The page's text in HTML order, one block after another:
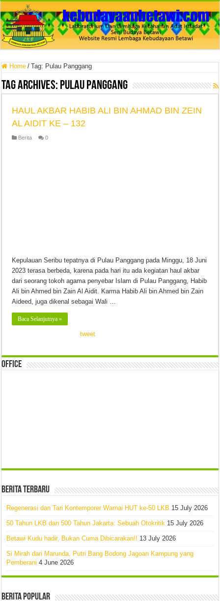
Home / Tag: Pulau Panggang
Tag Archives: Pulau Panggang
HAUL AKBAR HABIB ALI BIN AHMAD BIN ZEIN
AL AIDIT KE – 132
Berita 0
Kepulauan Seribu tepatnya di Pulau Panggang pada Minggu, 18 Juni
2023 terasa berbeda, karena pada hari itu ada kegiatan haul akbar
dari seorang tokoh agama penyebar Islam di Pulau Panggang, Habib
Ali bin Ahmed bin Zain Al Aidit. Karma Habib Ali bin Ahmed bin Zain
Aideed, juga dikenal sebagai Wali …
Baca Selanjutnya »
tweet
Office
Berita Terbaru
Regenerasi dan Tari Kontemporer Warnai HUT ke-50 LKB 15 July 2026
50 Tahun LKB dan 500 Tahun Jakarta: Sebuah Otokritik 15 July 2026
Betawi Kudu hadir, Bukan Cuma Dibicarakan!! 13 July 2026
Si Mirah dari Marunda, Putri Bang Bodong Jagoan Kampung yang
Pemberani 4 June 2026
Berita Popular